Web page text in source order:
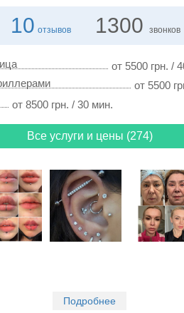
10 отзывов 1300звонков
от 5500 грн. /
от 5500
от 8500 грн. / 30 мин.
Все услуги и цены (274)
Подробнее